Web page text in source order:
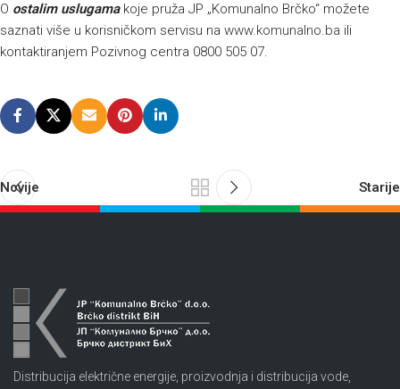
O ostalim uslugamakoje pruža JP „Komunalno Brčko“ možete
saznati više u korisničkom servisu na www.komunalno.ba ili
kontaktiranjem Pozivnog centra 0800 505 07.
Novije Starije
Distribucija električne energije, proizvodnja i distribucija vode,